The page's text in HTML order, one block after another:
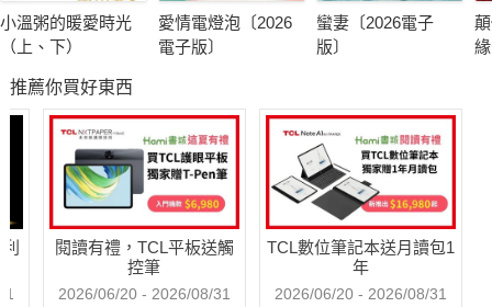
小溫粥的暖愛時光
（上、下）
愛情電燈泡〔2026
電子版〕
蠻妻〔2026電子
版〕
推薦你買好東西
閱讀有禮，TCL平板送觸
控筆
2026/06/20 - 2026/08/31
TCL數位筆記本送月讀包1
年
2026/06/20 - 2026/08/31